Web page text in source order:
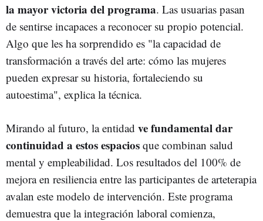
la mayor victoria del programa. Las usuarias pasan
de sentirse incapaces a reconocer su propio potencial.
Algo que les ha sorprendido es "la capacidad de
transformación a través del arte: cómo las mujeres
pueden expresar su historia, fortaleciendo su
autoestima", explica la técnica.
Mirando al futuro, la entidad ve fundamental dar
continuidad a estos espacios que combinan salud
mental y empleabilidad. Los resultados del 100% de
mejora en resiliencia entre las participantes de arteterapia
avalan este modelo de intervención. Este programa
demuestra que la integración laboral comienza,